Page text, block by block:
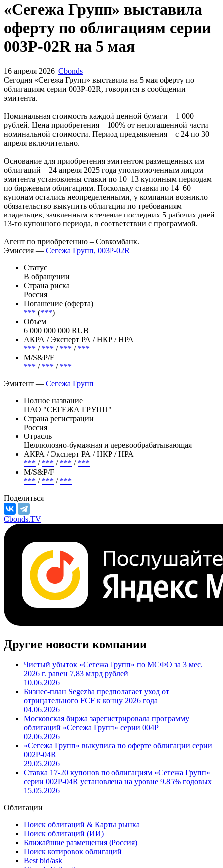
«Сегежа Групп» выставила
оферту по облигациям серии
003P-02R на 5 мая
16 апреля 2026 Cbonds
Сегодня «Сегежа Групп» выставила на 5 мая оферту по
облигациям серии 003P-02R, говорится в сообщении
эмитента.
Номинальная стоимость каждой ценной бумаги – 1 000
рублей. Цена приобретения – 100% от непогашенной части
номинальной стоимости. Период предъявления – с 24 по 30
апреля включительно.
Основание для приобретения эмитентом размещенных им
облигаций – 24 апреля 2025 года уполномоченным лицом
эмитента установлены ставки по 10–13 купонным периодам
по биржевым облигациям. Поскольку ставки по 14–60
купонам остались неопределенными, у компании возникло
обязательство выкупить облигации по требованиям
владельцев, заявленным в течение последних 5 рабочих дней
13-го купонного периода, в соответствии с программой.
Агент по приобретению – Совкомбанк.
Эмиссия — Сегежа Групп, 003P-02R
Статус
В обращении
Страна риска
Россия
Погашение (оферта)
*** (***)
Объем
6 000 000 000 RUB
АКРА / Эксперт РА / НКР / НРА
*** / *** / *** / ***
М/S&P/F
*** / *** / ***
Эмитент — Сегежа Групп
Полное название
ПАО "СЕГЕЖА ГРУПП"
Страна регистрации
Россия
Отрасль
Целлюлозно-бумажная и деревообрабатывающая
АКРА / Эксперт РА / НКР / НРА
*** / *** / *** / ***
М/S&P/F
*** / *** / ***
Поделиться
Cbonds.TV
Другие новости компании
Чистый убыток «Сегежа Групп» по МСФО за 3 мес.
2026 г. равен 7,83 млрд рублей
10.06.2026
Бизнес-план Segezha предполагает уход от
отрицательного FCF к концу 2026 года
04.06.2026
Московская биржа зарегистрировала программу
облигаций «Сегежа Групп» серии 004P
02.06.2026
«Сегежа Групп» выкупила по оферте облигации серии
002P-04R
29.05.2026
Ставка 17-20 купонов по облигациям «Сегежа Групп»
серии 002P-04R установлена на уровне 9.85% годовых
15.05.2026
Облигации
Поиск облигаций & Карты рынка
Поиск облигаций (ИИ)
Ближайшие размещения (Россия)
Поиск котировок облигаций
Best bid/ask